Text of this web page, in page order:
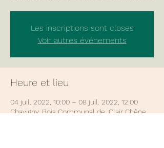
Les inscriptions sont closes
Voir autres événements
Heure et lieu
04 juil. 2022, 10:00 – 08 juil. 2022, 12:00
Chavigny, Bois Communal de, Clair Chêne,